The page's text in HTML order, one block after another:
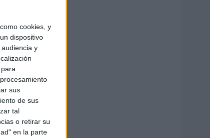
cookies, y
dispositivo
y
sus
de sus
tal
o retirar su
en la parte